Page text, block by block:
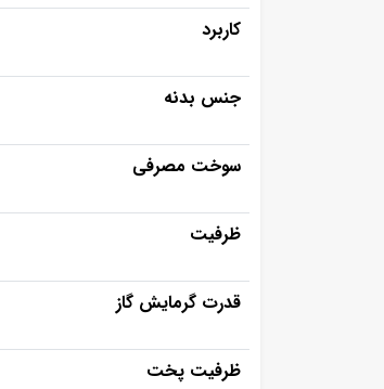
کاربرد
جنس بدنه
سوخت مصرفی
ظرفیت
قدرت گرمایش گاز
ظرفیت پخت